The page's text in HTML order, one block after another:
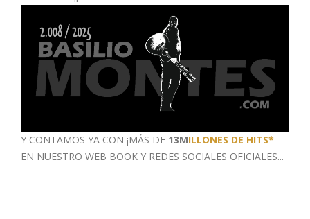
Y CONTAMOS YA CON ¡MÁS DE 13MILLONES DE HITS*
EN NUESTRO WEB BOOK Y REDES SOCIALES OFICIALES...